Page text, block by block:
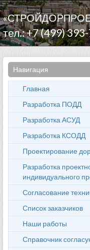
тел.: +7 (499)
Навигация
Главная
Разработка ПОДД
Разработка АСУД
Разработка КСОДД
Проектирование
Разработка
индивидуального
Согласование
Список заказчиков
Наши работы
Справочник